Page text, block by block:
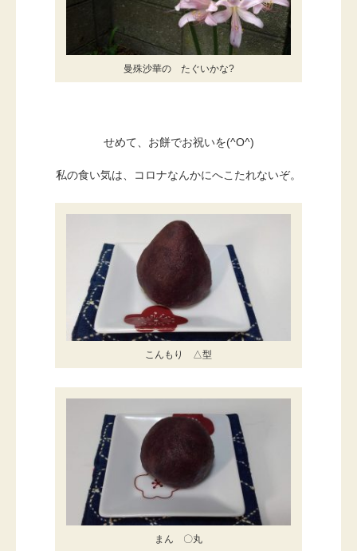
曼殊沙華の たぐいかな?
せめて、お餅でお祝いを(^O^)
私の食い気は、コロナなんかにへこたれないぞ。
こんもり △型
まん 〇丸